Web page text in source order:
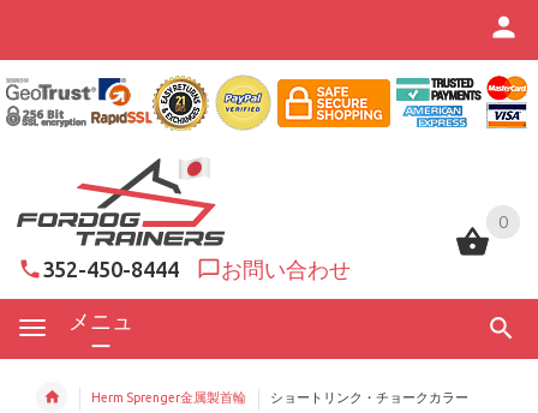
0
352-450-8444 お問い合わせ
メニュ
ー
0
Herm Sprenger金属製首輪 ショートリンク・チョークカラー